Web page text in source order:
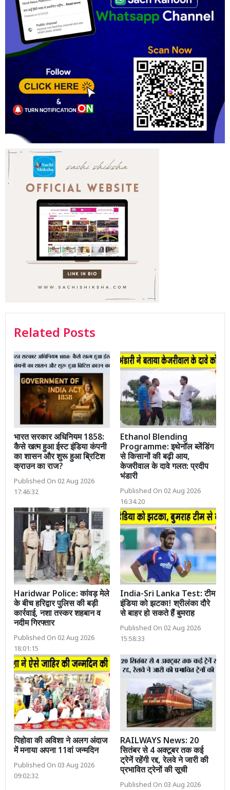
Related Posts
भारत सरकार अधिनियम 1858:
कैसे खत्म हुआ ईस्ट इंडिया कंपनी
का शासन और शुरू हुआ ब्रिटिश
क्राउन का राज?
Published On 02 Aug 2026
17:46:32
Ethanol Blending
Programme: इथेनॉल ब्लेंडिंग
से किसानों की बढ़ी आय,
केजरीवाल के दावे गलत: प्रदीप
भंडारी
Published On 02 Aug 2026
16:34:20
Haridwar Police: कांवड़ मेले
के बीच हरिद्वार पुलिस की बड़ी
कार्रवाई, नशा तस्कर शहबान व
नदीम गिरफ्तार
Published On 02 Aug 2026
18:01:15
India-Sri Lanka Test: टीम
इंडिया को झटका! श्रीलंका दौरे
से बाहर हो सकते हैं बुमराह
Published On 02 Aug 2026
15:58:33
पिहोवा की अविशा ने अलग अंदाज
में मनाया अपना 11वां जन्मदिन
Published On 03 Aug 2026
09:02:32
RAILWAYS News: 20
सितंबर से 4 अक्टूबर तक कई
ट्रेनें रहेंगी रद्द, रेलवे ने जारी की
प्रभावित ट्रेनों की सूची
Published On 03 Aug 2026